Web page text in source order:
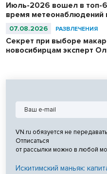
Июль-2026 вошел в топ-6
время метеонаблюдений
07.08.2026 РАЗВЛЕЧЕНИЯ
Секрет при выборе
новосибирцам эксперт
VN.ru обязуется не
Отписаться
от рассылки можно в любой
Искитимский маньяк: